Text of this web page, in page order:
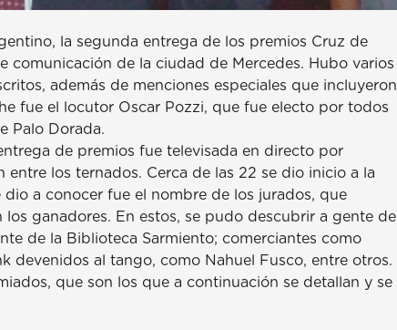
la segunda entrega de los premios Cruz de
comunicación de la ciudad de Mercedes. Hubo varios
además de menciones especiales que incluyeron
fue el locutor Oscar Pozzi, que fue electo por todos
Palo Dorada.
de premios fue televisada en directo por
los ternados. Cerca de las 22 se dio inicio a la
a conocer fue el nombre de los jurados, que
ganadores. En estos, se pudo descubrir a gente de
de la Biblioteca Sarmiento; comerciantes como
devenidos al tango, como Nahuel Fusco, entre otros.
que son los que a continuación se detallan y se